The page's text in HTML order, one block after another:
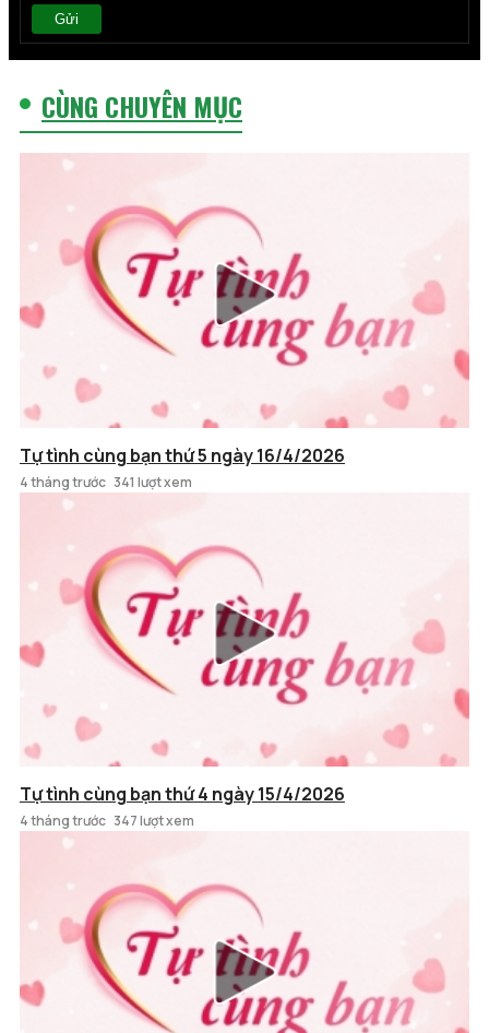
Gửi
CÙNG CHUYÊN MỤC
Tự tình cùng bạn thứ 5 ngày 16/4/2026
4 tháng trước 341 lượt xem
Tự tình cùng bạn thứ 4 ngày 15/4/2026
4 tháng trước 347 lượt xem